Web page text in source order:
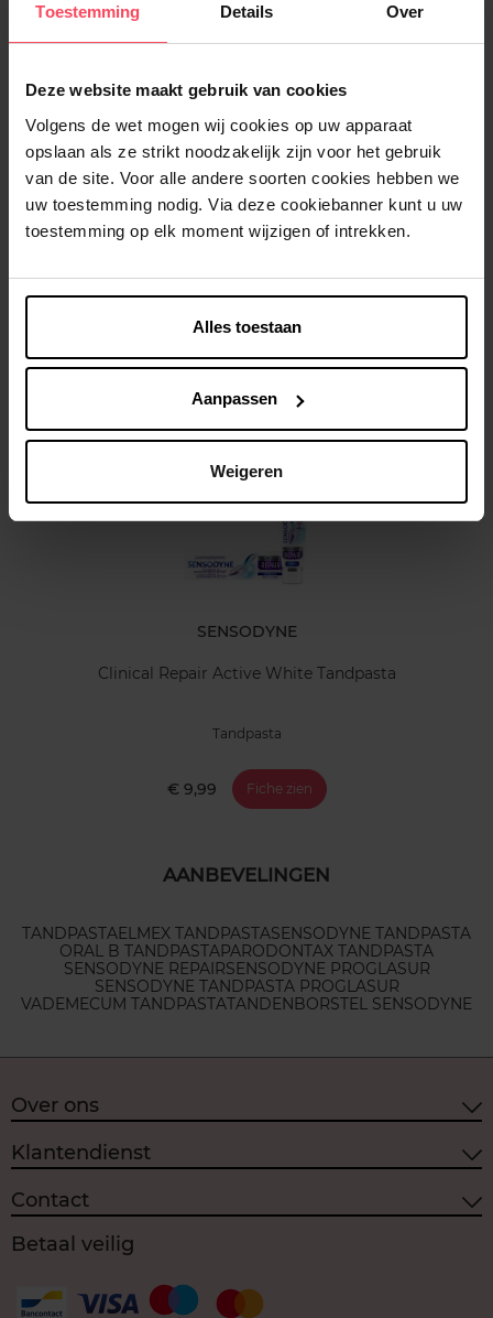
Toestemming Details Over
Deze website maakt gebruik van cookies
Volgens de wet mogen wij cookies op uw apparaat
opslaan als ze strikt noodzakelijk zijn voor het gebruik
van de site. Voor alle andere soorten cookies hebben we
uw toestemming nodig. Via deze cookiebanner kunt u uw
toestemming op elk moment wijzigen of intrekken.
Alles toestaan
Aanpassen
Weigeren
Gratis levering bij aankoop van min. 35€.
Gratis retour in je winkelpunt
Verzending binnen 24u
SENSODYNE
Clinical Repair Active White Tandpasta
Tandpasta
€ 9,99 Fiche zien
AANBEVELINGEN
TANDPASTAELMEX TANDPASTASENSODYNE TANDPASTA
ORAL B TANDPASTAPARODONTAX TANDPASTA
SENSODYNE REPAIRSENSODYNE PROGLASUR
SENSODYNE TANDPASTA PROGLASUR
VADEMECUM TANDPASTATANDENBORSTEL SENSODYNE
Over ons
Klantendienst
Contact
Betaal veilig